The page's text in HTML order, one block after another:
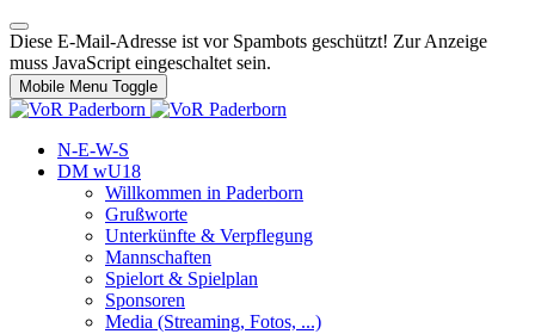
Diese E-Mail-Adresse ist vor Spambots geschützt! Zur Anzeige
muss JavaScript eingeschaltet sein.
Mobile Menu Toggle
N-E-W-S
DM wU18
Willkommen in Paderborn
Grußworte
Unterkünfte & Verpflegung
Mannschaften
Spielort & Spielplan
Sponsoren
Media (Streaming, Fotos, ...)